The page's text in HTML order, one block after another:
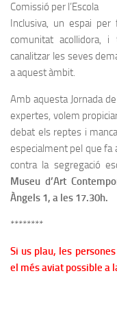
Comissió per l’Escola
Inclusiva, un espai
comunitat acollidora,
canalitzar les seves
a aquest àmbit.
Amb aquesta Jornada
expertes, volem
debat els reptes i
especialment pel que fa
contra la segregació
Museu d’Art
Àngels 1, a les 17.30h.
********
Si us plau, les
el més aviat possible a